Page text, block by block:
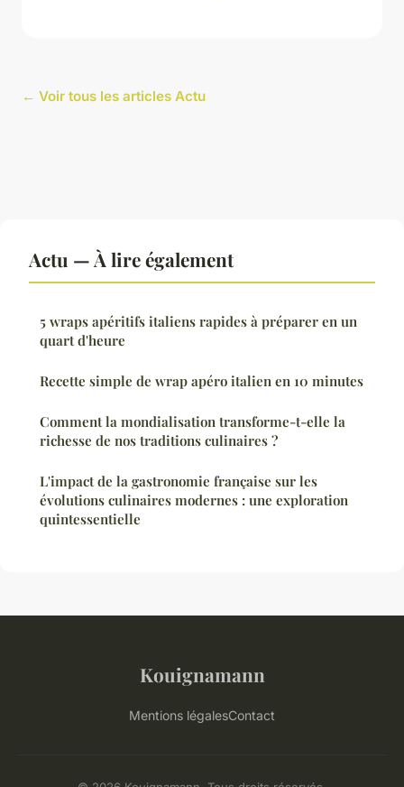
← Voir tous les articles Actu
Actu — À lire également
5 wraps apéritifs italiens rapides à préparer en un
quart d'heure
Recette simple de wrap apéro italien en 10 minutes
Comment la mondialisation transforme-t-elle la
richesse de nos traditions culinaires ?
L'impact de la gastronomie française sur les
évolutions culinaires modernes : une exploration
quintessentielle
Kouignamann
Mentions légalesContact